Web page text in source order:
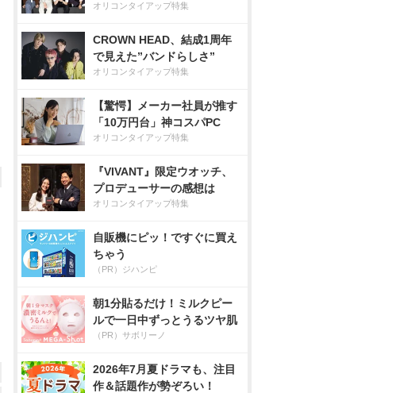
オリコンタイアップ特集
CROWN HEAD、結成1周年
で見えた”バンドらしさ”
オリコンタイアップ特集
【驚愕】メーカー社員が推す
「10万円台」神コスパPC
オリコンタイアップ特集
『VIVANT』限定ウオッチ、
プロデューサーの感想は
オリコンタイアップ特集
自販機にピッ！ですぐに買え
ちゃう
（PR）ジハンピ
朝1分貼るだけ！ミルクピー
ルで一日中ずっとうるツヤ肌
（PR）サボリーノ
2026年7月夏ドラマも、注目
作＆話題作が勢ぞろい！